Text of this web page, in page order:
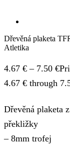
Dřevěná plaketa
Atletika
4.67 € – 7.50 €
4.67 € through
Dřevěná plaketa
překližky
– 8mm trofej